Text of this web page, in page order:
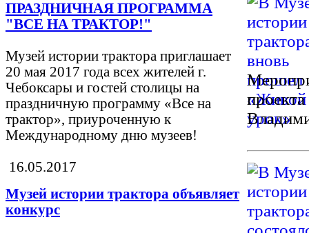
ПРАЗДНИЧНАЯ ПРОГРАММА
"ВСЕ НА ТРАКТОР!"
Музей истории трактора приглашает
20 мая 2017 года всех жителей г.
Чебоксары и гостей столицы на
праздничную программу «Все на
трактор», приуроченную к
Международному дню музеев!
16.05.2017
Музей истории трактора объявляет
конкурс